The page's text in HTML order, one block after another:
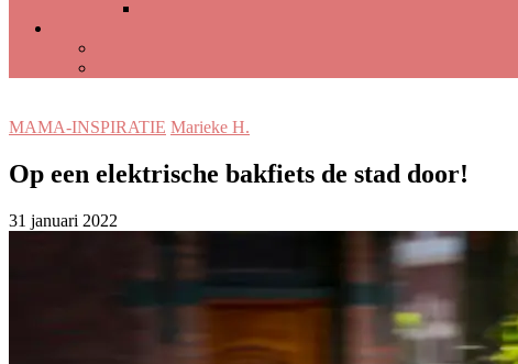
MAMA-INSPIRATIE Marieke H.
Op een elektrische bakfiets de stad door!
31 januari 2022